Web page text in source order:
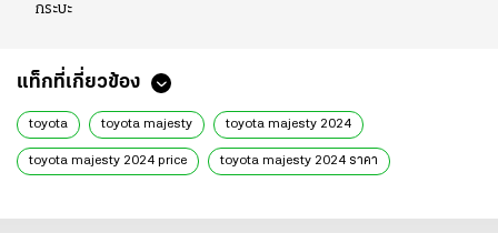
กระบะ
แท็กที่เกี่ยวข้อง
toyota toyota majesty toyota majesty 2024
toyota majesty 2024 price toyota majesty 2024 ราคา